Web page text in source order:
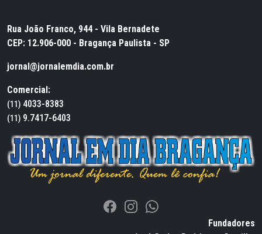
Rua João Franco, 944 - Vila Bernadete
CEP: 12.906-000 - Bragança Paulista - SP
jornal@jornalemdia.com.br
Comercial:
(11) 4033-8383
(11) 9.7417-6403
Fundadores